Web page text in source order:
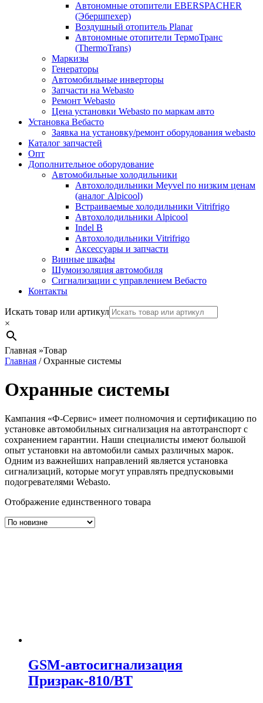
Автономные отопители EBERSPACHER
(Эбершпехер)
Воздушный отопитель Planar
Автономные отопители ТермоТранс
(ThermoTrans)
Маркизы
Генераторы
Автомобильные инверторы
Запчасти на Webasto
Ремонт Webasto
Цена установки Webasto по маркам авто
Установка Вебасто
Заявка на установку/ремонт оборудования webasto
Каталог запчастей
Опт
Дополнительное оборудование
Автомобильные холодильники
Автохолодильники Meyvel по низким ценам
(аналог Alpicool)
Встраиваемые холодильники Vitrifrigo
Автохолодильники Alpicool
Indel B
Автохолодильники Vitrifrigo
Аксессуары и запчасти
Винные шкафы
Шумоизоляция автомобиля
Сигнализации с управлением Вебасто
Контакты
Search
Искать товар или артикул
×
Главная »Товар
Главная / Охранные системы
Охранные системы
Кампания «Ф-Сервис» имеет полномочия и сертификацию по
установке автомобильных сигнализация на автотранспорт с
сохранением гарантии. Наши специалисты имеют большой
опыт установки на автомобили самых различных марок.
Одним из важнейших направлений является установка
сигнализаций, которые могут управлять предпусковыми
подогревателями Webasto.
Отображение единственного товара
GSM-автосигнализация
Призрак-810/BT